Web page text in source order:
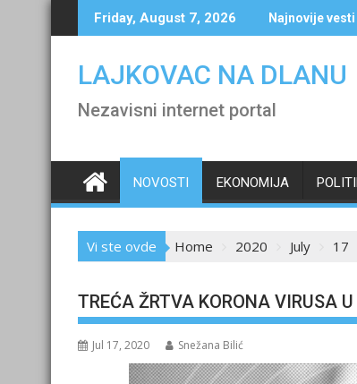
to
Friday, August 7, 2026 Najnovije vesti
LAJKOVAC NA DLANU
Nezavisni internet portal
NOVOSTI EKONOMIJA
Vi ste ovde Home 2020 July 17
TREĆA ŽRTVA KORONA VIRUSA
Jul 17, 2020 Snežana Bilić